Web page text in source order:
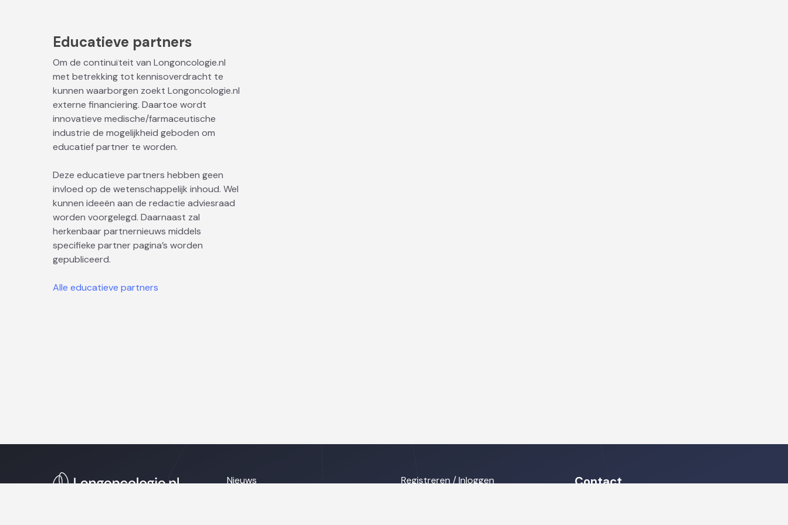
Educatieve partners
Om de continuïteit van Longoncologie.nl
met betrekking tot kennisoverdracht te
kunnen waarborgen zoekt Longoncologie.nl
externe financiering. Daartoe wordt
innovatieve medische/farmaceutische
industrie de mogelijkheid geboden om
educatief partner te worden.
Deze educatieve partners hebben geen
invloed op de wetenschappelijk inhoud. Wel
kunnen ideeën aan de redactie adviesraad
worden voorgelegd. Daarnaast zal
herkenbaar partnernieuws middels
specifieke partner pagina’s worden
gepubliceerd.
Alle educatieve partners
Nieuws
Registreren / Inloggen
Contact